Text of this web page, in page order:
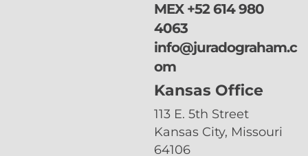
MEX +52 614 980
4063
info@juradograham.c
om
Kansas Office
113 E. 5th Street
Kansas City, Missouri
64106